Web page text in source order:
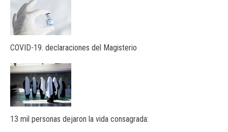
COVID-19. declaraciones del Magisterio
13 mil personas dejaron la vida consagrada: